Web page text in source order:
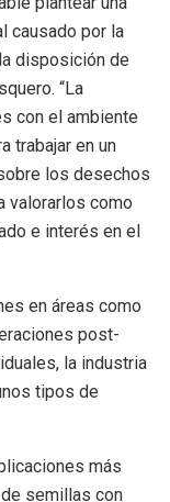
causado por la
disposición de
“La
con el ambiente
trabajar en un
los desechos
valorarlos como
e interés en el
en áreas como
post-
la industria
tipos de
más
semillas con